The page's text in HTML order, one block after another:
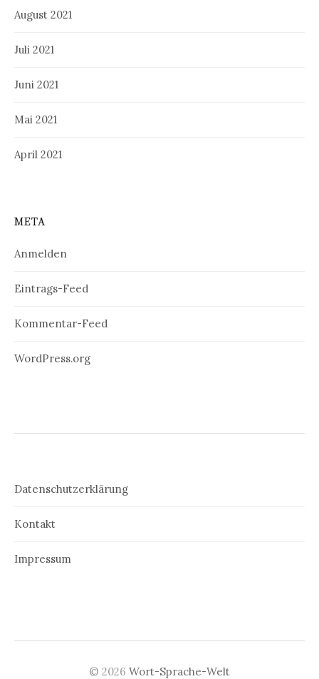
August 2021
Juli 2021
Juni 2021
Mai 2021
April 2021
META
Anmelden
Eintrags-Feed
Kommentar-Feed
WordPress.org
Datenschutzerklärung
Kontakt
Impressum
© 2026 Wort-Sprache-Welt